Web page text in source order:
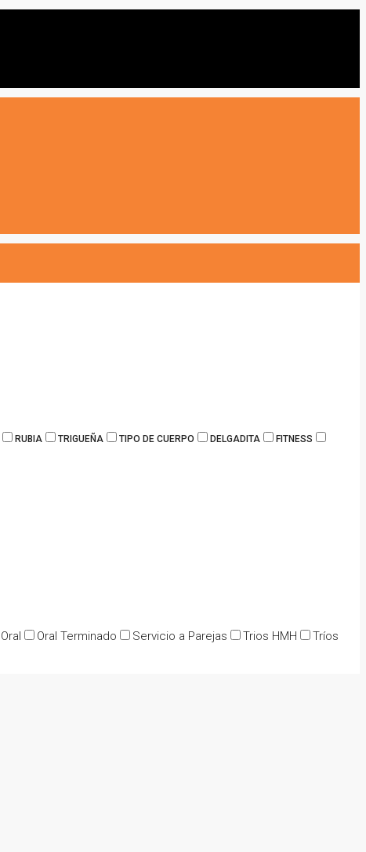
RUBIA TRIGUEÑA TIPO DE CUERPO DELGADITA
FITNESS
Oral Oral Terminado Servicio a Parejas Trios HMH
Tríos